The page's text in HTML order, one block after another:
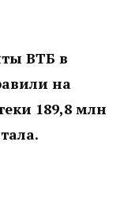
ВТБ в
на
189,8 млн